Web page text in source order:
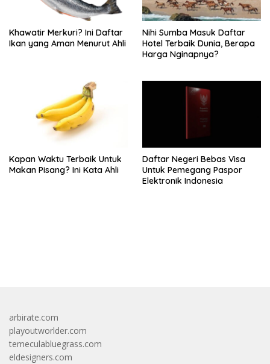
Khawatir Merkuri? Ini Daftar
Ikan yang Aman Menurut Ahli
Nihi Sumba Masuk Daftar
Hotel Terbaik Dunia, Berapa
Harga Nginapnya?
Kapan Waktu Terbaik Untuk
Makan Pisang? Ini Kata Ahli
Daftar Negeri Bebas Visa
Untuk Pemegang Paspor
Elektronik Indonesia
arbirate.com
playoutworlder.com
temeculabluegrass.com
eldesigners.com